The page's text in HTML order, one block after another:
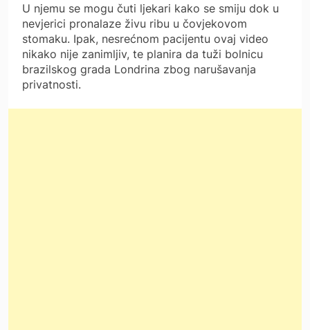
U njemu se mogu čuti ljekari kako se smiju dok u
nevjerici pronalaze živu ribu u čovjekovom
stomaku. Ipak, nesrećnom pacijentu ovaj video
nikako nije zanimljiv, te planira da tuži bolnicu
brazilskog grada Londrina zbog narušavanja
privatnosti.